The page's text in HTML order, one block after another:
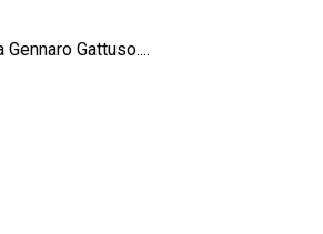
Gattuso....